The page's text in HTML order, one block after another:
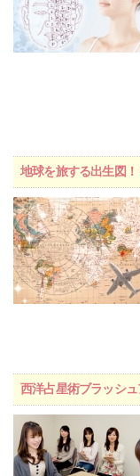
地球を旅する出生図
西洋占星術ブラッシ